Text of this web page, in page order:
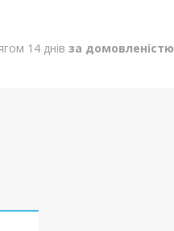
14 днів за домовленістю